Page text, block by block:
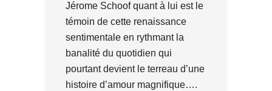
Jérome Schoof quant à lui est le
témoin de cette renaissance
sentimentale en rythmant la
banalité du quotidien qui
pourtant devient le terreau d’une
histoire d’amour magnifique….